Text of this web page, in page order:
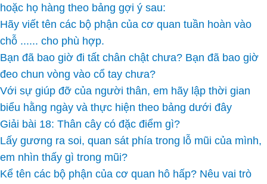
hoặc họ hàng theo bảng gợi ý sau:
Hãy viết tên các bộ phận của cơ quan tuần hoàn vào
chỗ ...... cho phù hợp.
Bạn đã bao giờ đi tất chân chật chưa? Bạn đã bao giờ
đeo chun vòng vào cổ tay chưa?
Với sự giúp đỡ của người thân, em hãy lập thời gian
biểu hằng ngày và thực hiện theo bảng dưới đây
Giải bài 18: Thân cây có đặc điểm gì?
Lấy gương ra soi, quan sát phía trong lỗ mũi của mình,
em nhìn thấy gì trong mũi?
Kể tên các bộ phận của cơ quan hô hấp? Nêu vai trò